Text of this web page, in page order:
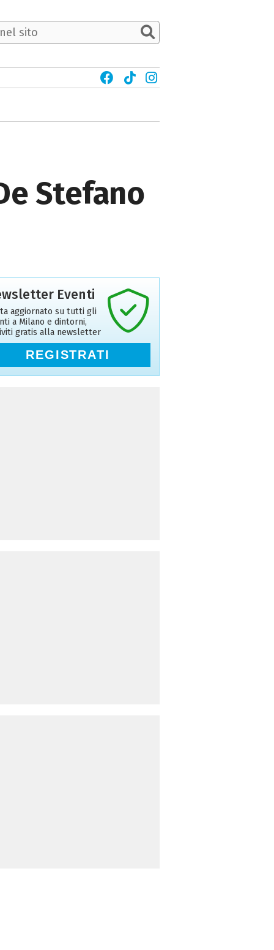
Stefano
Eventi
aggiornato su tutti gli
a Milano e dintorni,
gratis alla newsletter
REGISTRATI